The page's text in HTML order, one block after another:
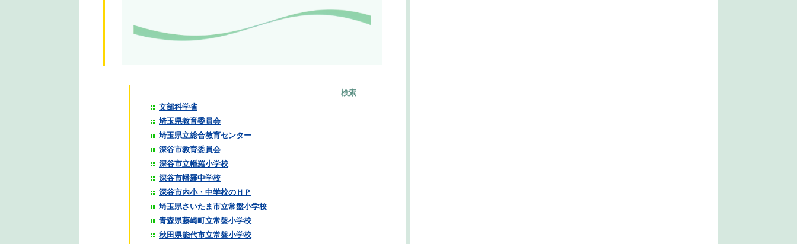
検索
文部科学省
埼玉県教育委員会
埼玉県立総合教育センター
深谷市教育委員会
深谷市立幡羅小学校
深谷市幡羅中学校
深谷市内小・中学校のＨＰ
埼玉県さいたま市立常盤小学校
青森県藤崎町立常盤小学校
秋田県能代市立常盤小学校